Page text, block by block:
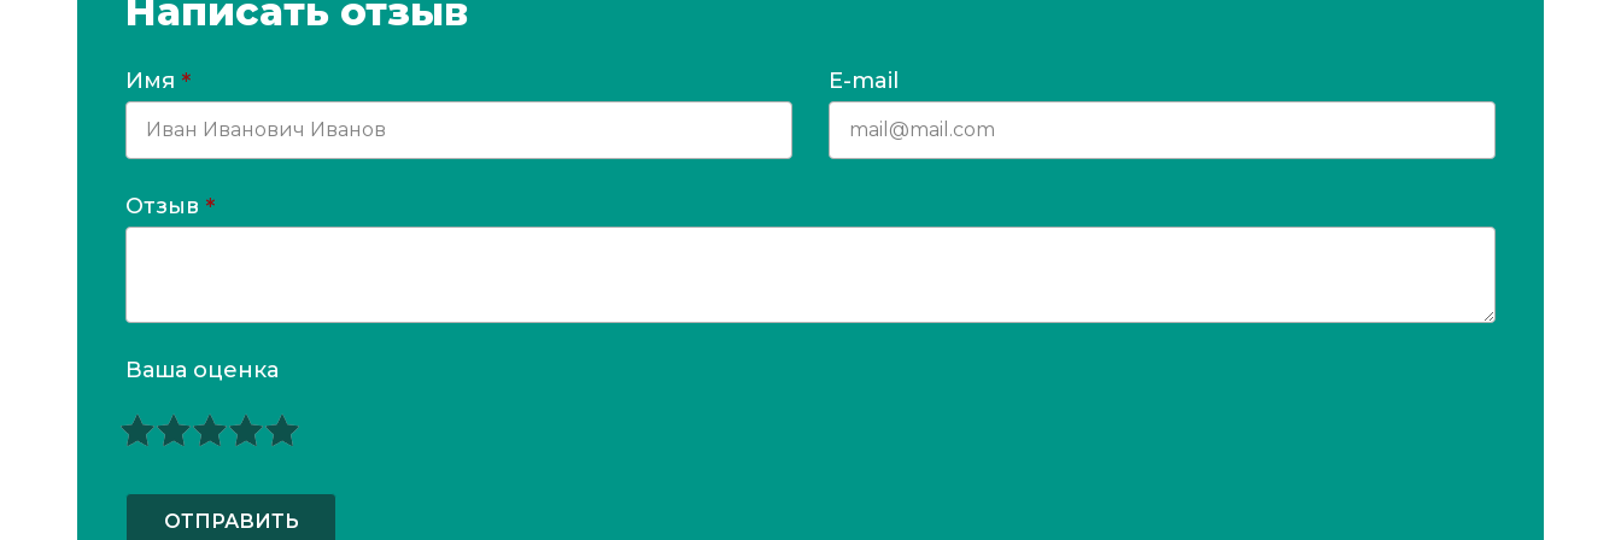
Написать отзыв
Имя * E-mail
Отзыв *
Ваша оценка
ОТПРАВИТЬ